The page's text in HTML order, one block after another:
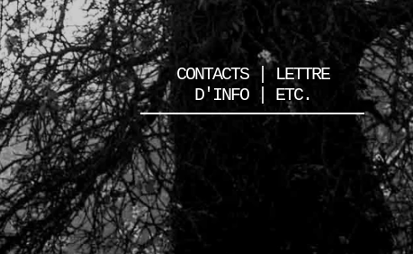
CONTACTS | LETTRE
D'INFO | ETC.